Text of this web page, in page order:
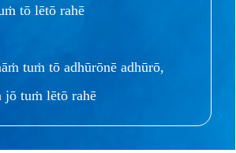
tō lētō rahē
tuṁ tō adhūrōnē adhūrō,
jō tuṁ lētō rahē